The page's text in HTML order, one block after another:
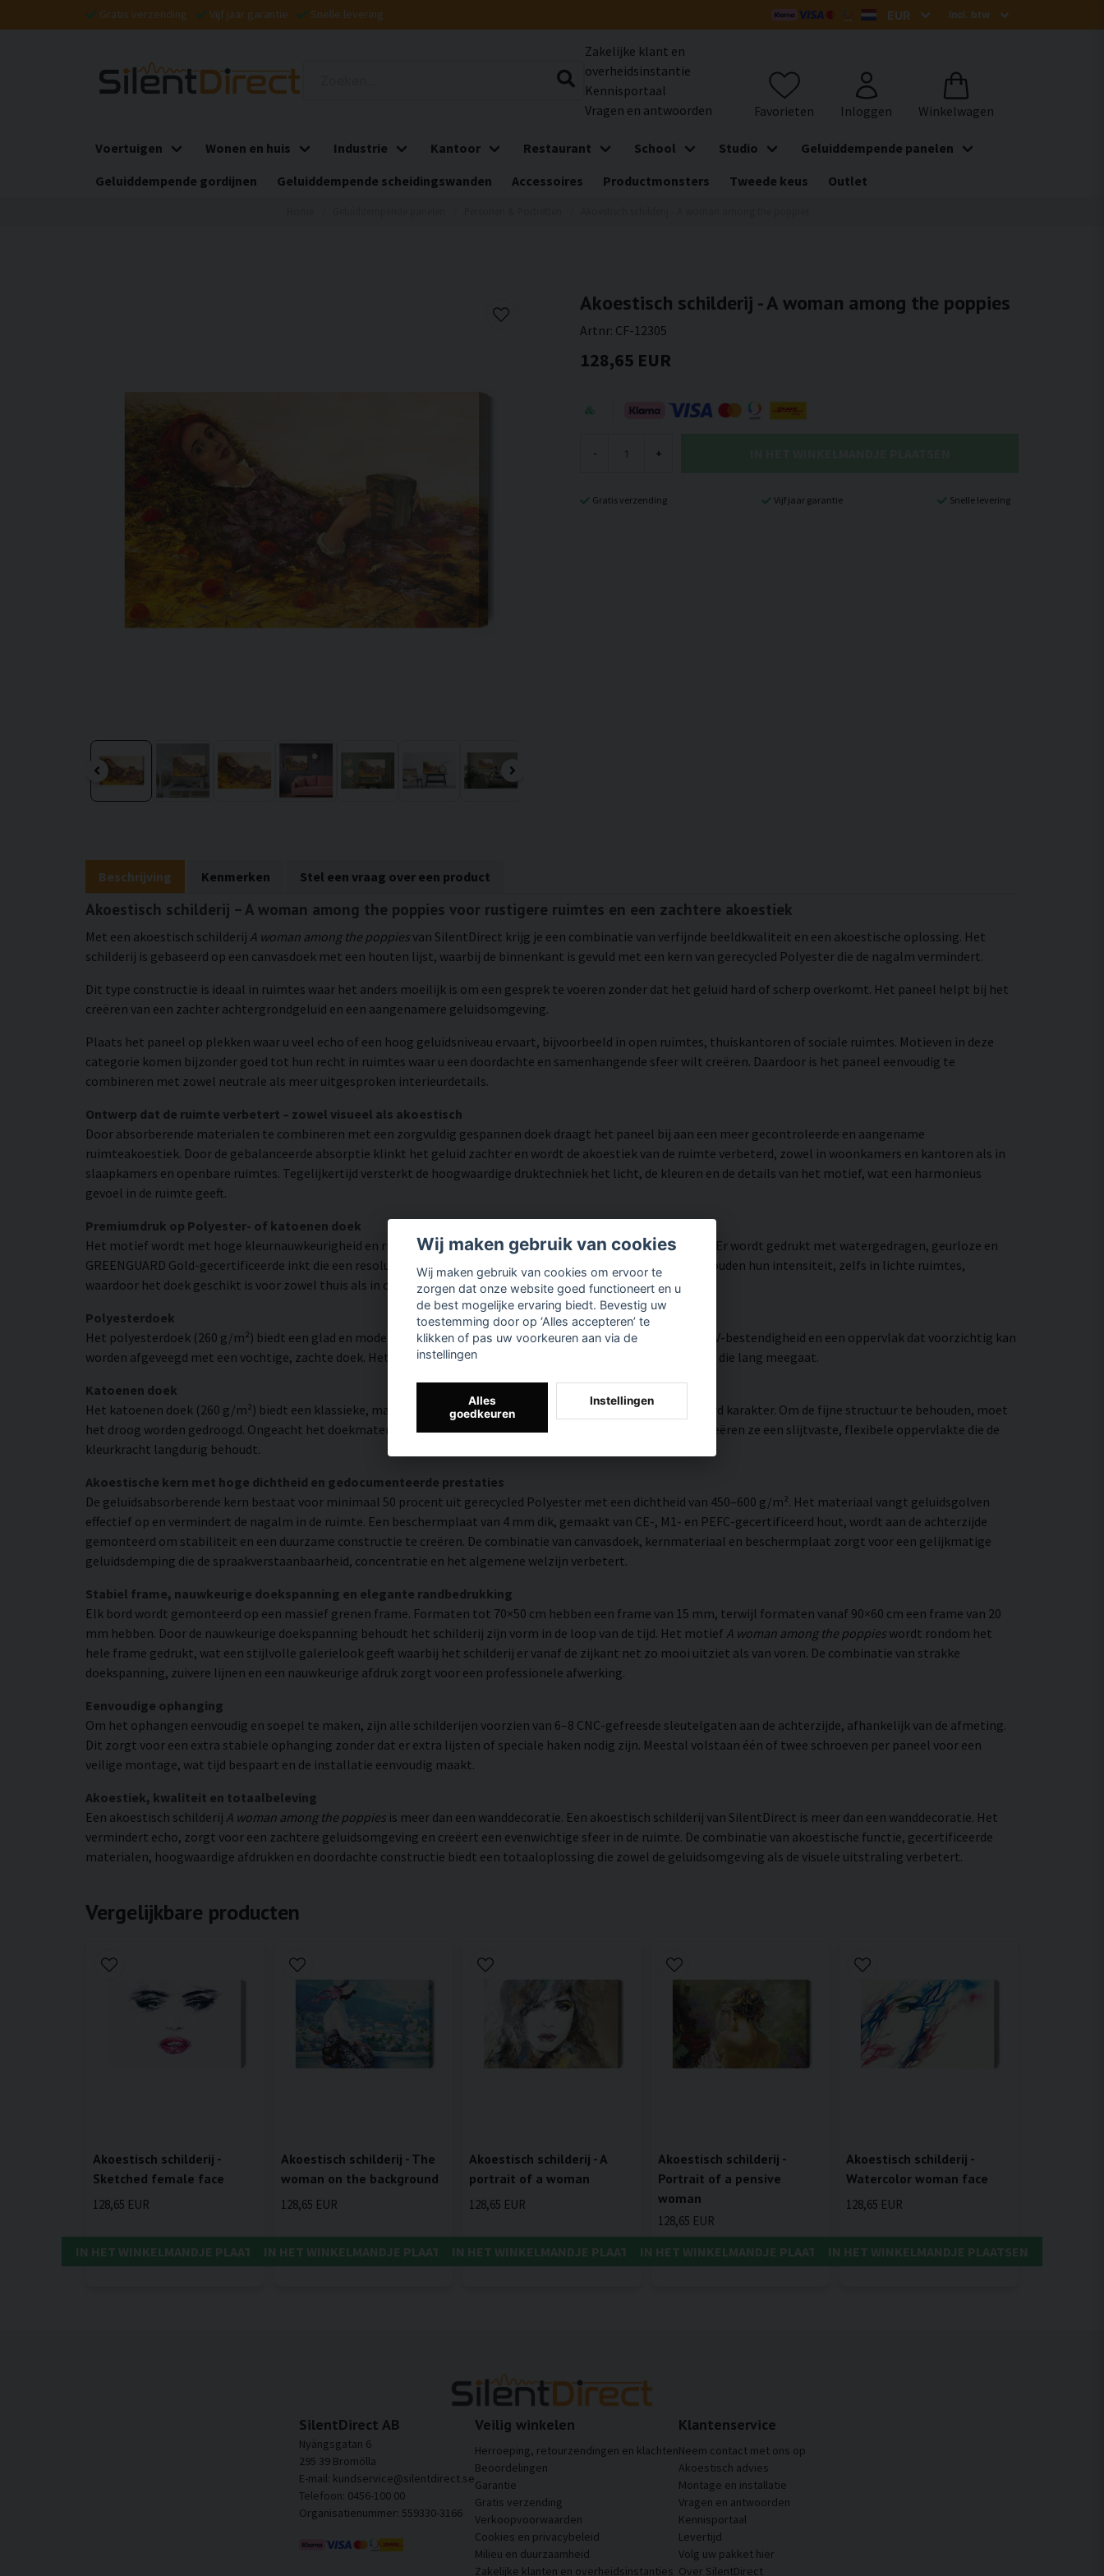
Gratis verzending Vijf jaar garantie Snelle levering
Zakelijke klant en
overheidsinstantie
Kennisportaal
Vragen en antwoorden
Voertuigen Wonen en huis Industrie Kantoor Restaurant School Studio
Geluiddempende panelen
Geluiddempende gordijnen
Geluiddempende scheidingswanden Accessoires Productmonsters Tweede keus Outlet
Akoestisch schilderij - A woman among the poppies
Artnr: CF-12305
128,65 EUR
- +
Gratis verzending Vijf jaar garantie Snelle levering
Beschrijving Kenmerken Stel een vraag over een product
Akoestisch schilderij – A woman among the poppies voor rustigere ruimtes en een zachtere akoestiek
Met een akoestisch schilderij A woman among the poppiesvan SilentDirect krijg je een combinatie van verfijnde beeldkwaliteit en een akoestische oplossing. Het
schilderij is gebaseerd op een canvasdoek met een houten lijst, waarbij de binnenkant is gevuld met een kern van gerecycled Polyester die de nagalm vermindert.
Dit type constructie is ideaal in ruimtes waar het anders moeilijk is om een gesprek te voeren zonder dat het geluid hard of scherp overkomt. Het paneel helpt bij het
creëren van een zachter achtergrondgeluid en een aangenamere geluidsomgeving.
Plaats het paneel op plekken waar u veel echo of een hoog geluidsniveau ervaart, bijvoorbeeld in open ruimtes, thuiskantoren of sociale ruimtes. Motieven in deze
categorie komen bijzonder goed tot hun recht in ruimtes waar u een doordachte en samenhangende sfeer wilt creëren. Daardoor is het paneel eenvoudig te
combineren met zowel neutrale als meer uitgesproken interieurdetails.
Ontwerp dat de ruimte verbetert – zowel visueel als akoestisch
Door absorberende materialen te combineren met een zorgvuldig gespannen doek draagt het paneel bij aan een meer gecontroleerde en aangename
ruimteakoestiek. Door de gebalanceerde absorptie klinkt het geluid zachter en wordt de akoestiek van de ruimte verbeterd, zowel in woonkamers en kantoren als in
slaapkamers en openbare ruimtes. Tegelijkertijd versterkt de hoogwaardige druktechniek het licht, de kleuren en de details van het motief, wat een harmonieus
gevoel in de ruimte geeft.
Premiumdruk op Polyester- of katoenen doek
Het motief wordt met hoge kleurnauwkeurigheid en rijk aan details weergegeven dankzij HP Latex-technologie. Er wordt gedrukt met watergedragen, geurloze en
GREENGUARD Gold-gecertificeerde inkt die een resolutie tot 300 DPI biedt. De kleuren zijn UV-bestendig en behouden hun intensiteit, zelfs in lichte ruimtes,
waardoor het doek geschikt is voor zowel thuis als in openbare ruimtes.
Polyesterdoek
Het polyesterdoek (260 g/m²) biedt een glad en modern oppervlak met hoge kleurnauwkeurigheid, zeer goede UV-bestendigheid en een oppervlak dat voorzichtig kan
worden afgeveegd met een vochtige, zachte doek. Het resultaat is een moderne, heldere en kleurrijke uitstraling die lang meegaat.
Katoenen doek
Het katoenen doek (260 g/m²) biedt een klassieke, matte textuur met natuurlijke warmte en een handgeschilderd karakter. Om de fijne structuur te behouden, moet
het droog worden gedroogd. Ongeacht het doekmateriaal versmelten de HP Latex-inkten met het weefsel en creëren ze een slijtvaste, flexibele oppervlakte die de
kleurkracht langdurig behoudt.
Akoestische kern met hoge dichtheid en gedocumenteerde prestaties
De geluidsabsorberende kern bestaat voor minimaal 50 procent uit gerecycled Polyester met een dichtheid van 450–600 g/m². Het materiaal vangt geluidsgolven
effectief op en vermindert de nagalm in de ruimte. Een beschermplaat van 4 mm dik, gemaakt van CE-, M1- en PEFC-gecertificeerd hout, wordt aan de achterzijde
gemonteerd om stabiliteit en een duurzame constructie te creëren. De combinatie van canvasdoek, kernmateriaal en beschermplaat zorgt voor een gelijkmatige
geluidsdemping die de spraakverstaanbaarheid, concentratie en het algemene welzijn verbetert.
Stabiel frame, nauwkeurige doekspanning en elegante randbedrukking
Elk bord wordt gemonteerd op een massief grenen frame. Formaten tot 70×50 cm hebben een frame van 15 mm, terwijl formaten vanaf 90×60 cm een frame van 20
mm hebben. Door de nauwkeurige doekspanning behoudt het schilderij zijn vorm in de loop van de tijd. Het motief A woman among the poppies wordt rondom het
hele frame gedrukt, wat een stijlvolle galerielook geeft waarbij het schilderij er vanaf de zijkant net zo mooi uitziet als van voren. De combinatie van strakke
doekspanning, zuivere lijnen en een nauwkeurige afdruk zorgt voor een professionele afwerking.
Eenvoudige ophanging
Om het ophangen eenvoudig en soepel te maken, zijn alle schilderijen voorzien van 6–8 CNC-gefreesde sleutelgaten aan de achterzijde, afhankelijk van de afmeting.
Dit zorgt voor een extra stabiele ophanging zonder dat er extra lijsten of speciale haken nodig zijn. Meestal volstaan één of twee schroeven per paneel voor een
veilige montage, wat tijd bespaart en de installatie eenvoudig maakt.
Akoestiek, kwaliteit en totaalbeleving
Een akoestisch schilderij A woman among the poppies is meer dan een wanddecoratie. Een akoestisch schilderij van SilentDirect is meer dan een wanddecoratie. Het
vermindert echo, zorgt voor een zachtere geluidsomgeving en creëert een evenwichtige sfeer in de ruimte. De combinatie van akoestische functie, gecertificeerde
materialen, hoogwaardige afdrukken en doordachte constructie biedt een totaaloplossing die zowel de geluidsomgeving als de visuele uitstraling verbetert.
Vergelijkbare producten
Akoestisch schilderij -
Sketched female face
128,65 EUR
IN HET WINKELMANDJE PLAATSEN
Akoestisch schilderij - The
woman on the background
128,65 EUR
IN HET WINKELMANDJE PLAATSEN
Akoestisch schilderij - A
portrait of a woman
128,65 EUR
IN HET WINKELMANDJE PLAATSEN
Akoestisch schilderij -
Portrait of a pensive
woman
128,65 EUR
IN HET WINKELMANDJE PLAATSEN
Akoestisch schilderij -
Watercolor woman face
128,65 EUR
IN HET WINKELMANDJE PLAATSEN
SilentDirect AB
Nyängsgatan 6
295 39 Bromölla
E-mail: kundservice@silentdirect.se
Telefoon: 0456-100 00
Organisatienummer: 559330-3166
Veilig winkelen
Herroeping, retourzendingen en klachten
Beoordelingen
Garantie
Gratis verzending
Verkoopvoorwaarden
Cookies en privacybeleid
Milieu en duurzaamheid
Zakelijke klanten en overheidsinstanties
Klantenservice
Neem contact met ons op
Akoestisch advies
Montage en installatie
Vragen en antwoorden
Kennisportaal
Levertijd
Volg uw pakket hier
Over SilentDirect
Wij maken gebruik van cookies
Wij maken gebruik van cookies om ervoor te
zorgen dat onze website goed functioneert en u
de best mogelijke ervaring biedt. Bevestig uw
toestemming door op ‘Alles accepteren’ te
klikken of pas uw voorkeuren aan via de
instellingen
Alles
goedkeuren
Instellingen